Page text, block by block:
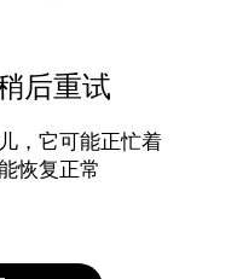
后重试
，它可能正忙着
恢复正常